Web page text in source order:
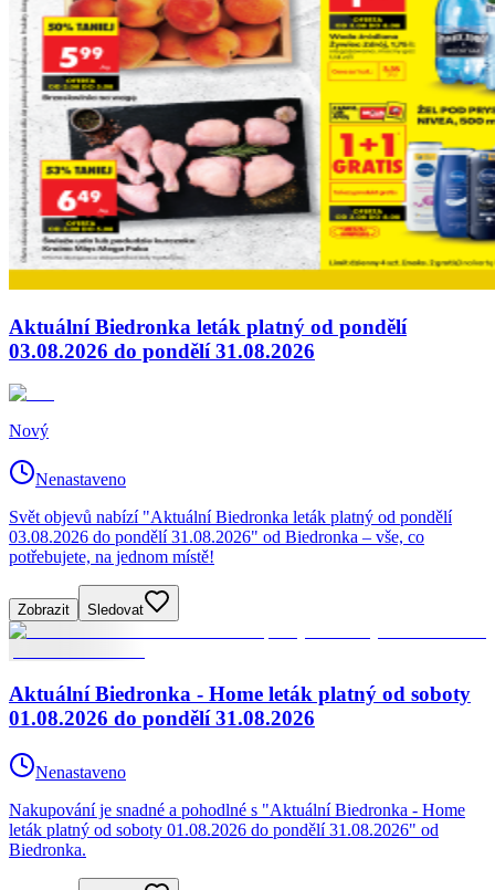
Aktuální Biedronka leták platný od pondělí
03.08.2026 do pondělí 31.08.2026
Nový
Nenastaveno
Svět objevů nabízí "Aktuální Biedronka leták platný od pondělí
03.08.2026 do pondělí 31.08.2026" od Biedronka – vše, co
potřebujete, na jednom místě!
Zobrazit Sledovat
Aktuální Biedronka - Home leták platný od soboty
01.08.2026 do pondělí 31.08.2026
Nenastaveno
Nakupování je snadné a pohodlné s "Aktuální Biedronka - Home
leták platný od soboty 01.08.2026 do pondělí 31.08.2026" od
Biedronka.